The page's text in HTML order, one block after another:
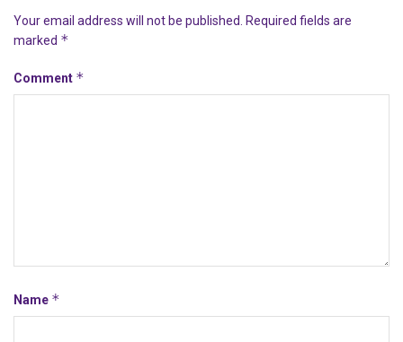
Your email address will not be published. Required fields are
marked *
Comment *
Name *